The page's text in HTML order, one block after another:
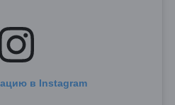
в Instagram